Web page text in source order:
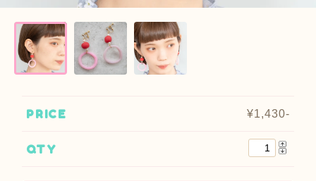
PRICE ¥1,430-
QTY